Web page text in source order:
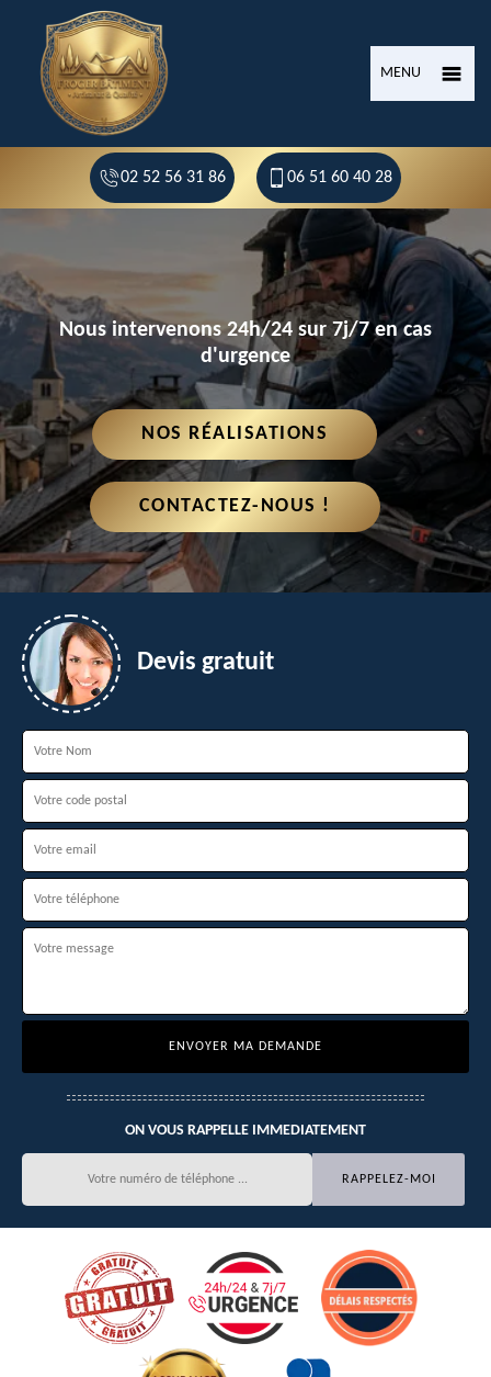
MENU
02 52 56 31 86 06 51 60 40 28
Nous intervenons 24h/24 sur 7j/7 en cas
d'urgence
NOS RÉALISATIONS
CONTACTEZ-NOUS !
Devis gratuit
ON VOUS RAPPELLE IMMEDIATEMENT